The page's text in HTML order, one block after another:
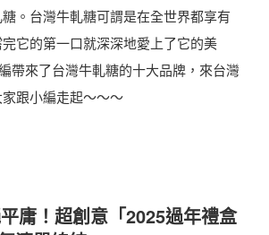
。台灣牛軋糖可謂是在全世界都享有
它的第一口就深深地愛上了它的美
帶來了台灣牛軋糖的十大品牌，來台灣
跟小編走起～～～
庸！超創意「2025過年禮盒